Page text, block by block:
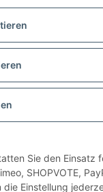
Sie den Einsatz
SHOPVOTE,
Einstellung